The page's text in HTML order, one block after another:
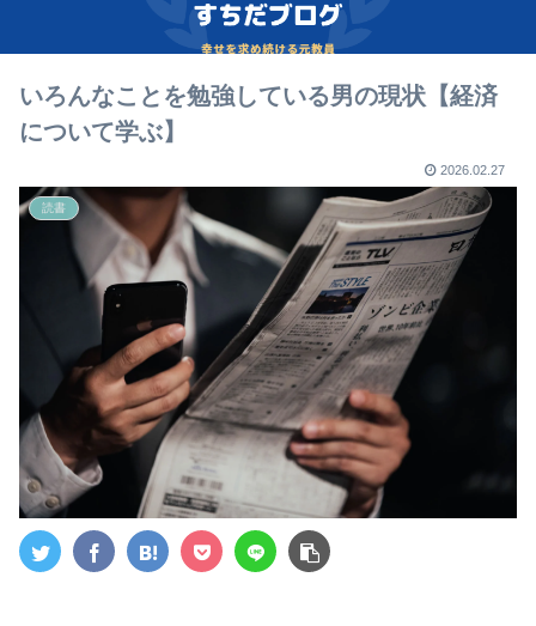
いろんなことを勉強している男の現状【経済
について学ぶ】
2026.02.27
読書